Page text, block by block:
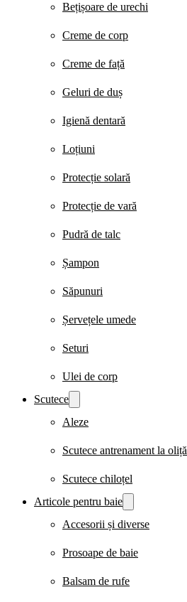
Bețișoare de urechi
Creme de corp
Creme de față
Geluri de duș
Igienă dentară
Loțiuni
Protecție solară
Protecție de vară
Pudră de talc
Șampon
Săpunuri
Șervețele umede
Seturi
Ulei de corp
Scutece
Aleze
Scutece antrenament la oliță
Scutece chiloțel
Articole pentru baie
Accesorii și diverse
Prosoape de baie
Balsam de rufe